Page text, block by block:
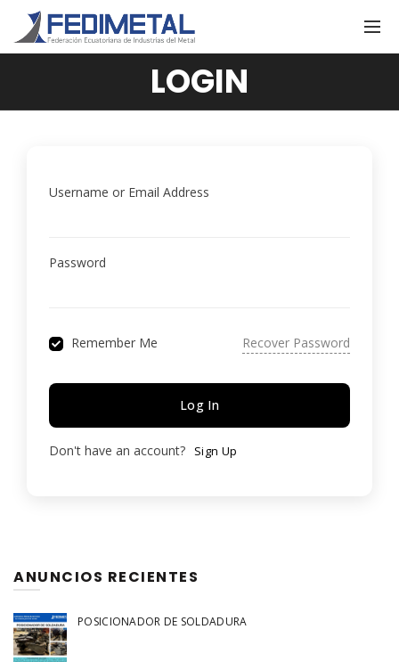
LOGIN
Username or Email Address
Password
Remember Me Recover Password
Log In
Don't have an account? Sign Up
ANUNCIOS RECIENTES
POSICIONADOR DE SOLDADURA